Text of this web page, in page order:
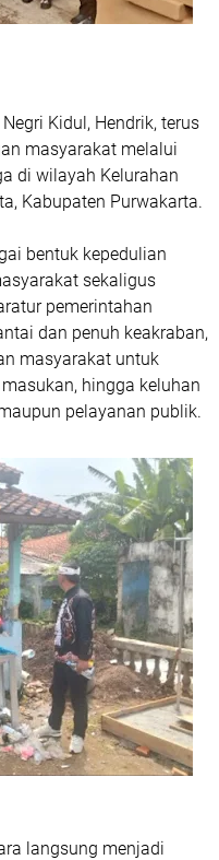
Kidul, Hendrik, terus
masyarakat melalui
di wilayah Kelurahan
Kabupaten Purwakarta.
bentuk kepedulian
sekaligus
pemerintahan
dan penuh keakraban,
masyarakat untuk
hingga keluhan
pelayanan publik.
langsung menjadi